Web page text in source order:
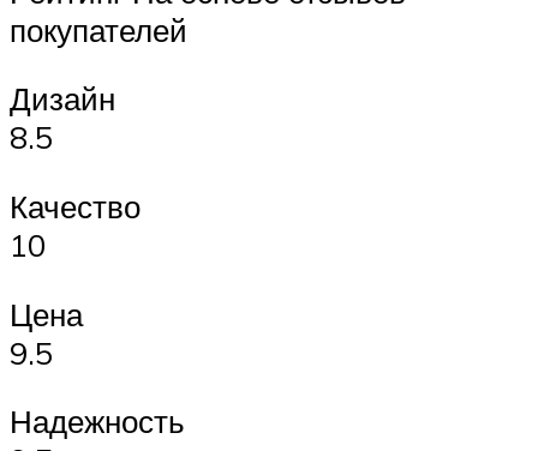
покупателей
Дизайн
8.5
Качество
10
Цена
9.5
Надежность